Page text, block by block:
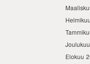
Elokuu